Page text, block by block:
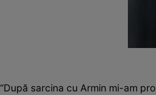
“După sarcina cu Armin mi-am